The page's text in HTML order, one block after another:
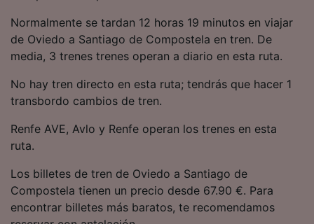
Normalmente se tardan 12 horas 19 minutos en viajar
de Oviedo a Santiago de Compostela en tren. De
media, 3 trenes trenes operan a diario en esta ruta.
No hay tren directo en esta ruta; tendrás que hacer 1
transbordo cambios de tren.
Renfe AVE, Avlo y Renfe operan los trenes en esta
ruta.
Los billetes de tren de Oviedo a Santiago de
Compostela tienen un precio desde 67.90 €. Para
encontrar billetes más baratos, te recomendamos
características del dispositivo para su
identificación. Almacenar la información en un
dispositivo y/o acceder a ella. Publicidad y
contenido personalizados, medición de
publicidad y contenido, investigación de
audiencia y desarrollo de servicios.